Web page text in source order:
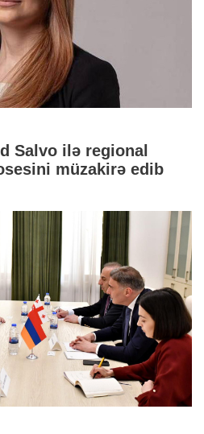
Salvo ilə regional
müzakirə edib